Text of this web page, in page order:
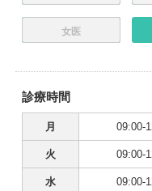
女医
診療時間
月 09:00-
火 09:00-
水 09:00-